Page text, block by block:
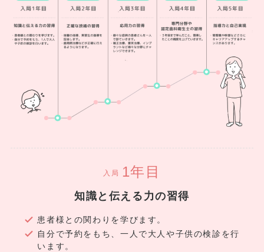
入局
知識と伝える力の習得
患者様との関わりを学びます。
自分で予約をもち、一人で大人や子供の検診を行
います。